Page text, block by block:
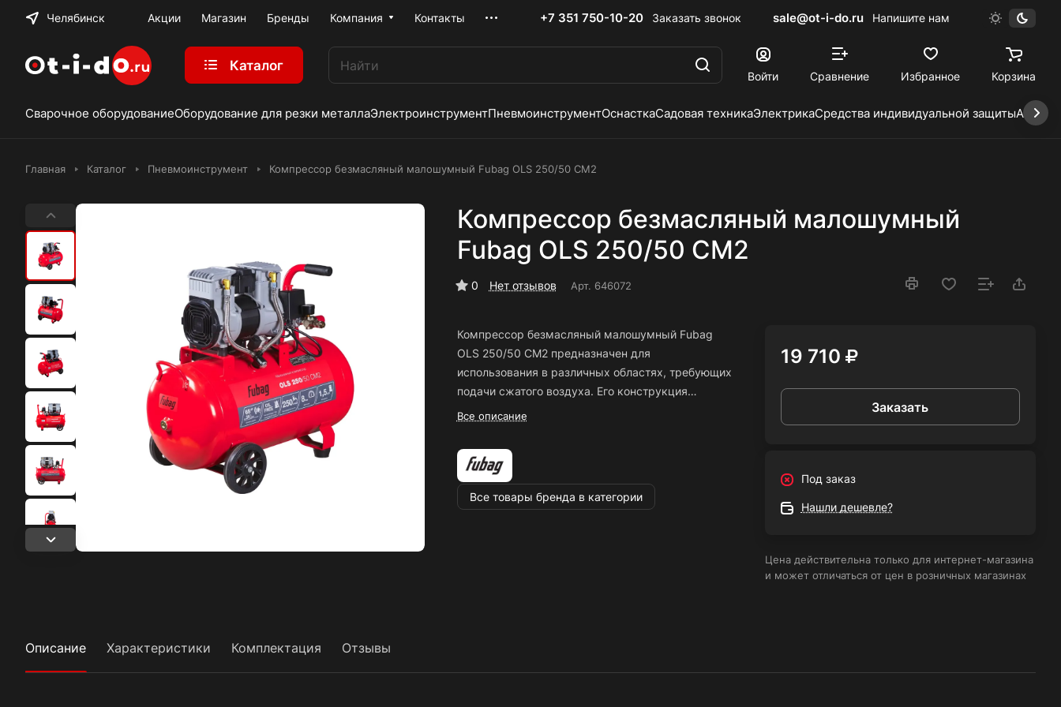
Челябинск Акции Магазин Бренды Компания Контакты +7 351 750-10-20 Заказать звонок sale@ot-i-do.ru Напишите нам
Каталог
Войти Сравнение Избранное Корзина
Сварочное оборудованиеОборудование для резки металлаЭлектроинструментПневмоинструментОснасткаСадовая техникаЭлектрикаСредства индивидуальной защиты
Главная Каталог Пневмоинструмент Компрессор безмасляный малошумный Fubag OLS 250/50 CM2
Компрессор безмасляный малошумный
Fubag OLS 250/50 CM2
0 Нет отзывов Арт. 646072
Компрессор безмасляный малошумный Fubag
OLS 250/50 CM2 предназначен для
использования в различных областях, требующих
подачи сжатого воздуха. Его конструкция
позволяет эффективно выполнять задачи,
при этом обеспечивая низкий уровень шума.
Особенности:
- Компрессор оснащен электрическим
- Объем ресивера составляет 50 литров;
Все описание
Все товары бренда в категории
19 710
Заказать
Под заказ
Нашли дешевле?
Цена действительна только для интернет-магазина
и может отличаться от цен в розничных магазинах
Описание Характеристики Комплектация Отзывы